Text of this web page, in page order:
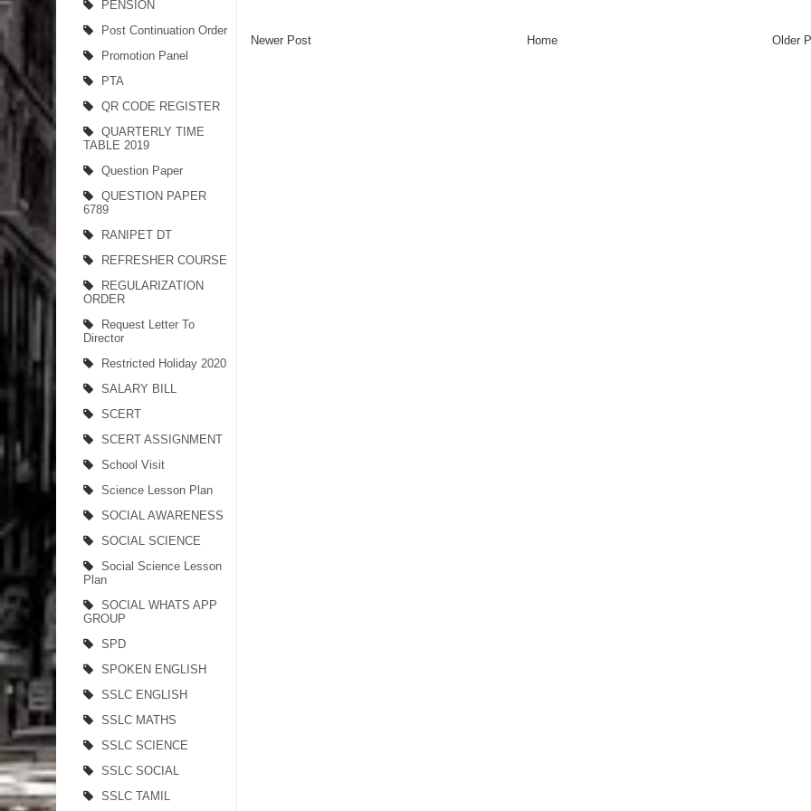
PENSION
Post Continuation Order
Promotion Panel
PTA
QR CODE REGISTER
QUARTERLY TIME
TABLE 2019
Question Paper
QUESTION PAPER
6789
RANIPET DT
REFRESHER COURSE
REGULARIZATION
ORDER
Request Letter To
Director
Restricted Holiday 2020
SALARY BILL
SCERT
SCERT ASSIGNMENT
School Visit
Science Lesson Plan
SOCIAL AWARENESS
SOCIAL SCIENCE
Social Science Lesson
Plan
SOCIAL WHATS APP
GROUP
SPD
SPOKEN ENGLISH
SSLC ENGLISH
SSLC MATHS
SSLC SCIENCE
SSLC SOCIAL
SSLC TAMIL
Newer Post Older
Home